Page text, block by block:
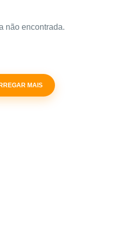
não encontrada.
MAIS